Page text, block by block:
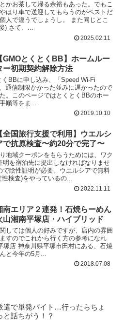
かお茶して帰る余裕もあった。でもこ
はり車で送迎してもらうのがベストだ
人で違うでしょうし。 また同じとこ
) さて、...
2025.02.11
GMOとくとくBB】ホームルー
ー初期契約解除方法
BBに申し込み、「Speed Wi-Fi
通信制限かかった並みに遅かったので
。このページではとくとくBBのホー
順等をま...
2019.10.10
全国旅行支援で利用】ウエルシ
で抗原検査〜約20分で完了〜
地域クーポンをもらうためには、ワク
を宿泊先に提出しなければなりませ
で陰性証明が必要。ウエルシアで無料
検査)をやっているの...
2022.11.11
南エリア２連発！石焼らーめん
山湘南平塚店・ハイブリッド
しては個人の好みですが、店内の雰囲
すのでこれから行く方の参考になれ
塚店 神奈川県平塚市田村にある、石焼
と今年の5月...
2018.07.08
遣で単発バイト…行ったらちょ
と話ちがう！？